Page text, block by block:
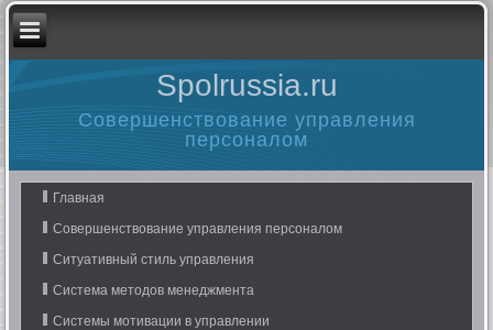
Spolrussia.ru
Совершенствование управления
персоналом
Главная
Совершенствование управления персоналом
Ситуативный стиль управления
Система методов менеджмента
Системы мотивации в управлении